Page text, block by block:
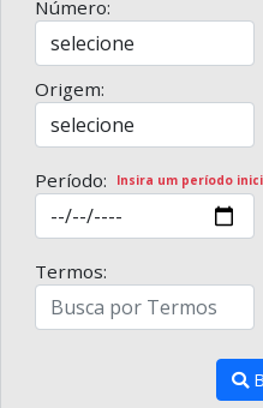
Número:
Origem:
Período: Insira um período
Termos: